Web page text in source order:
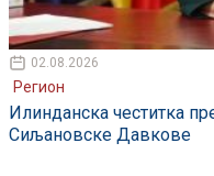
02.08.2026
Регион
Илинданска честитка
Сиљановске Давкове